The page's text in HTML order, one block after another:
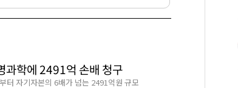
과학에 2491억 손배 청구
터 자기자본의 6배가 넘는 2491억원 규모